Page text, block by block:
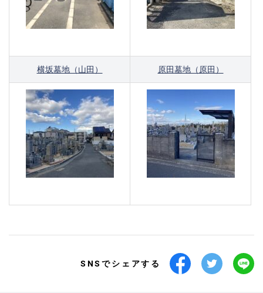
横坂墓地（山田） 原田墓地（原田）
SNSでシェアする